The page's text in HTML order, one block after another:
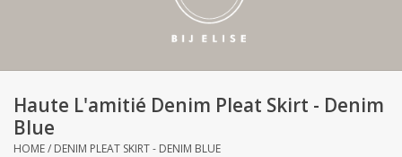
SALE
Merken
Haute L'amitié Denim Pleat Skirt - Denim
Blue
HOME/ DENIM PLEAT SKIRT - DENIM BLUE